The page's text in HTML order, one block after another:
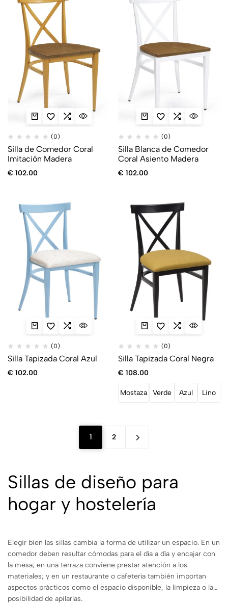
(0)
Silla de Comedor Coral
Imitación Madera
€ 102.00
(0)
Silla Blanca de Comedor
Coral Asiento Madera
€ 102.00
(0)
Silla Tapizada Coral Azul
€ 102.00
(0)
Silla Tapizada Coral Negra
€ 108.00
Mostaza Verde Azul Lino
1 2
Sillas de diseño para
hogar y hostelería
Elegir bien las sillas cambia la forma de utilizar un espacio. En un
comedor deben resultar cómodas para el día a día y encajar con
la mesa; en una terraza conviene prestar atención a los
materiales; y en un restaurante o cafetería también importan
aspectos prácticos como el espacio disponible, la limpieza o la
posibilidad de apilarlas.